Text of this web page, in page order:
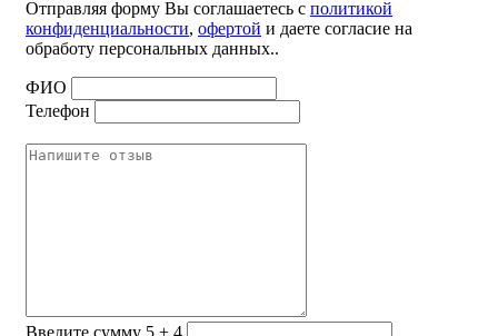
Отправляя форму Вы соглашаетесь с политикой
конфиденциальности, офертой и даете согласие на
обработу персональных данных..
ФИО
Телефон
Введите сумму 5 + 4